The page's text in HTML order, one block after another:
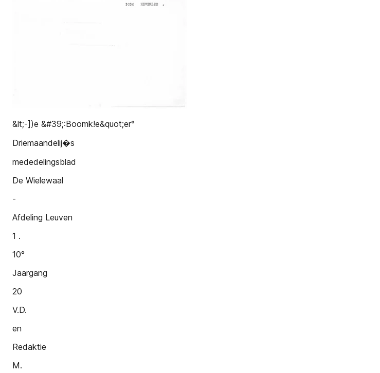
&lt;-])e &#39;:Boomk!e&quot;er°
Driemaandelij�s
mededelingsblad
De Wielewaal
-
Afdeling Leuven
1 .
10°
Jaargang
20
V.D.
en
Redaktie
M.